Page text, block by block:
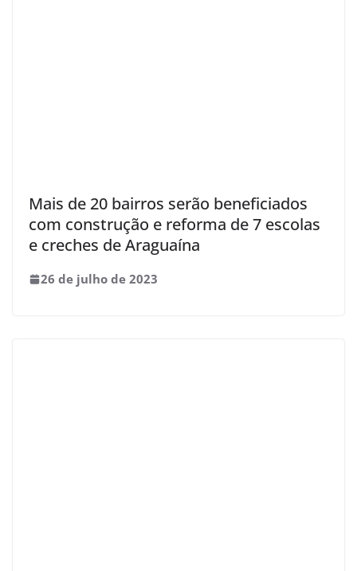
Mais de 20 bairros serão beneficiados
com construção e reforma de 7 escolas
e creches de Araguaína
26 de julho de 2023